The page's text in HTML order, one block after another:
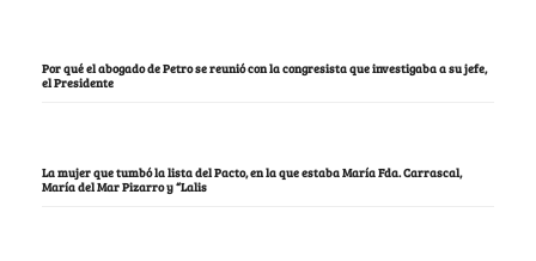
Por qué el abogado de Petro se reunió con la congresista que investigaba a su jefe,
el Presidente
La mujer que tumbó la lista del Pacto, en la que estaba María Fda. Carrascal,
María del Mar Pizarro y “Lalis